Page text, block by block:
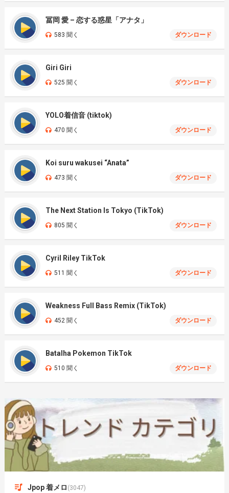
冨岡 愛 – 恋する惑星「アナタ」
583 聞く ダウンロード
Giri Giri
525 聞く ダウンロード
YOLO着信音 (tiktok)
470 聞く ダウンロード
Koi suru wakusei “Anata”
473 聞く ダウンロード
The Next Station Is Tokyo (TikTok)
805 聞く ダウンロード
Cyril Riley TikTok
511 聞く ダウンロード
Weakness Full Bass Remix (TikTok)
452 聞く ダウンロード
Batalha Pokemon TikTok
510 聞く ダウンロード
Jpop 着メロ (3047)